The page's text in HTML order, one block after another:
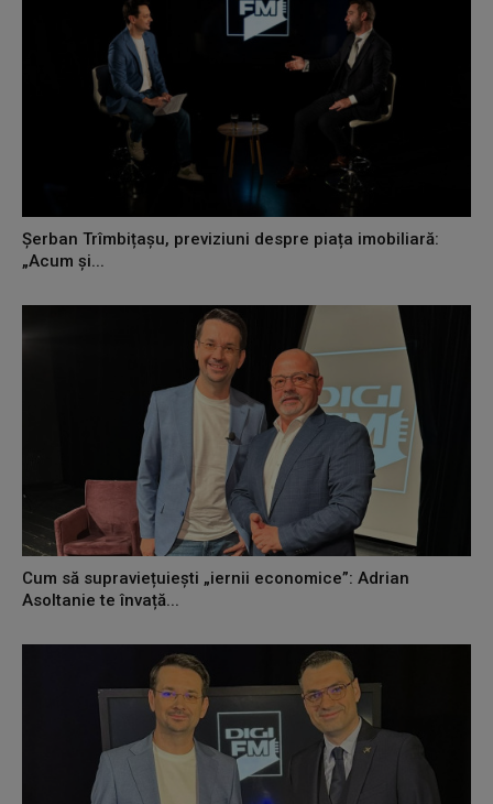
Șerban Trîmbițașu, previziuni despre piața imobiliară:
„Acum și...
Cum să supraviețuiești „iernii economice”: Adrian
Asoltanie te învață...